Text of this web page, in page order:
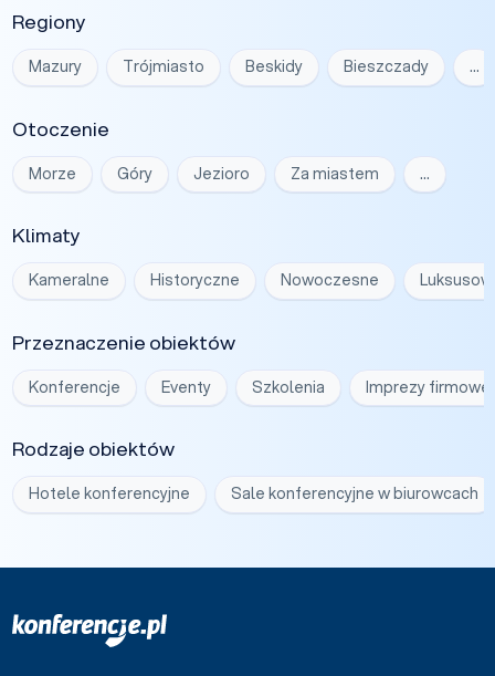
Regiony
Mazury Trójmiasto Beskidy Bieszczady …
Otoczenie
Morze Góry Jezioro Za miastem …
Klimaty
Kameralne Historyczne Nowoczesne
Przeznaczenie obiektów
Konferencje Eventy Szkolenia Imprezy firmowe
Rodzaje obiektów
Hotele konferencyjne Sale konferencyjne w biurowcach